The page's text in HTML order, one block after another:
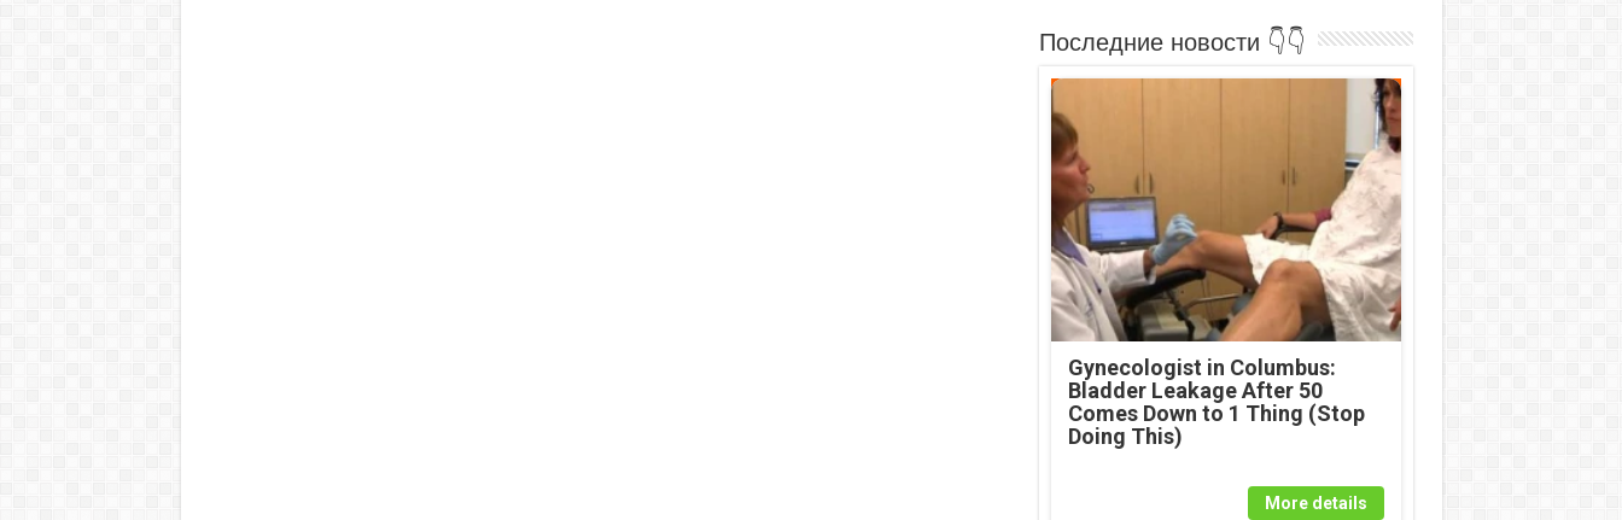
Последние новости 👇👇
Gynecologist in Columbus:
Bladder Leakage After 50
Comes Down to 1 Thing (Stop
Doing This)
More details